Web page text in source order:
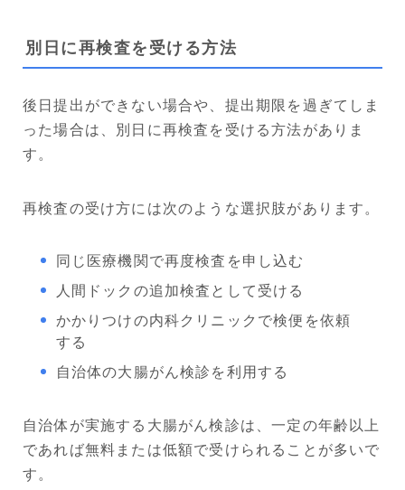
別日に再検査を受ける方法
後日提出ができない場合や、提出期限を過ぎてしま
った場合は、別日に再検査を受ける方法がありま
す。
再検査の受け方には次のような選択肢があります。
同じ医療機関で再度検査を申し込む
人間ドックの追加検査として受ける
かかりつけの内科クリニックで検便を依頼
する
自治体の大腸がん検診を利用する
自治体が実施する大腸がん検診は、一定の年齢以上
であれば無料または低額で受けられることが多いで
す。